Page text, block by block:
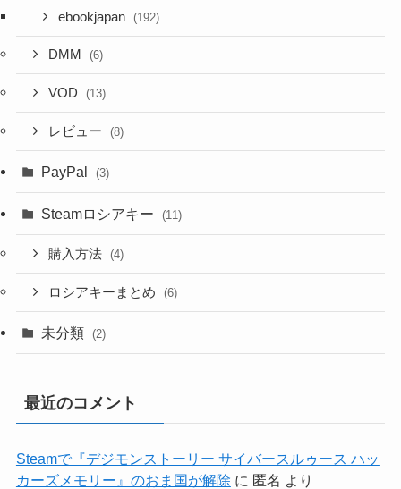
ebookjapan (192)
DMM (6)
VOD (13)
レビュー (8)
PayPal (3)
Steamロシアキー (11)
購入方法 (4)
ロシアキーまとめ (6)
未分類 (2)
最近のコメント
Steamで『デジモンストーリー サイバースルゥース ハッ
カーズメモリー』のおま国が解除 に 匿名 より